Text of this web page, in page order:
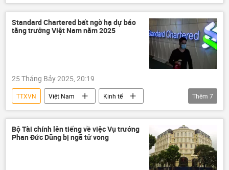
Chính trị
tài sản
Cấn Văn Lực
Chính sách
Ngô Trí Long
sản xuất
eo biển Hormuz
Standard Chartered bất ngờ hạ dự báo
tăng trưởng Việt Nam năm 2025
25 Tháng Bảy 2025, 20:19
TTXVN Việt Nam
Kinh tế
tăng trưởng kinh tế
GDP
FDI
mức tăng trưởng
Ngân hàng Nhà nước
chuyên gia
ngân hàng
Thêm 7
Bộ Tài chính lên tiếng về việc Vụ trưởng
Phan Đức Dũng bị ngã tử vong